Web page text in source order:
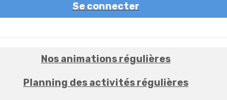
Se connecter
Nos animations régulières
Planning des activités régulières